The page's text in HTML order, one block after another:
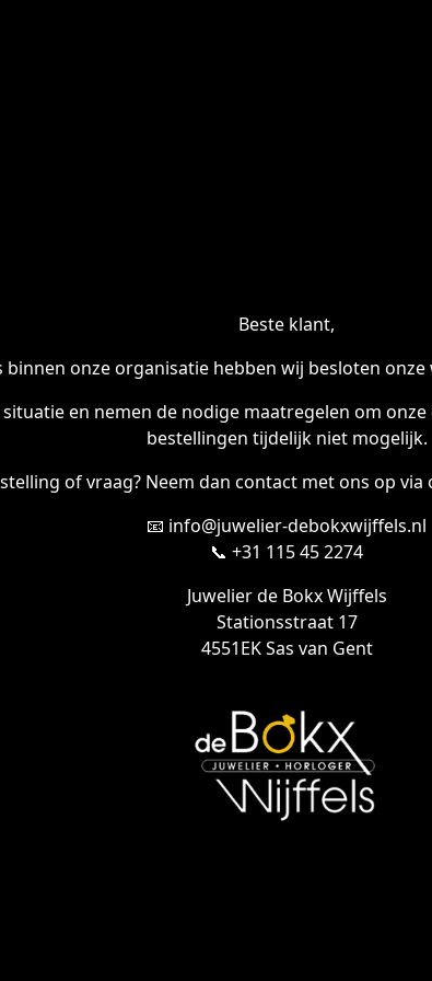
Beste klant,
onze organisatie hebben wij besloten
en nemen de nodige maatregelen om
bestellingen tijdelijk niet mogelijk.
of vraag? Neem dan contact met ons op
📧 info@juwelier-debokxwijffels.nl
📞 +31 115 45 2274
Juwelier de Bokx Wijffels
Stationsstraat 17
4551EK Sas van Gent